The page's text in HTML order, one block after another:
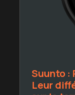
Suunto :
Leur